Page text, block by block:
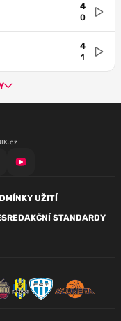
4
0
4
1
UŽITÍ
REDAKČNÍ STANDARDY